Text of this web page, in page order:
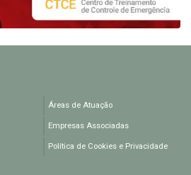
Áreas de Atuação
Empresas Associadas
Política de Cookies e Privacidade